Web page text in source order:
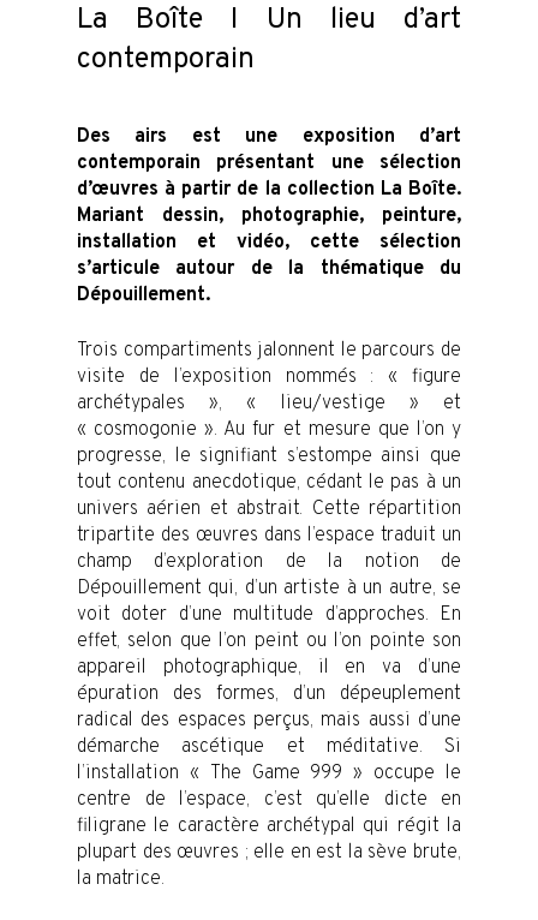
La Boîte I Un lieu d’art
contemporain
Des airs est une exposition d’art
contemporain présentant une sélection
d’œuvres à partir de la collection La Boîte.
Mariant dessin, photographie, peinture,
installation et vidéo, cette sélection
s’articule autour de la thématique du
Dépouillement.
Trois compartiments jalonnent le parcours de
visite de l’exposition nommés : « figure
archétypales », « lieu/vestige » et
« cosmogonie ». Au fur et mesure que l’on y
progresse, le signifiant s’estompe ainsi que
tout contenu anecdotique, cédant le pas à un
univers aérien et abstrait. Cette répartition
tripartite des œuvres dans l’espace traduit un
champ d’exploration de la notion de
Dépouillement qui, d’un artiste à un autre, se
voit doter d’une multitude d’approches. En
effet, selon que l’on peint ou l’on pointe son
appareil photographique, il en va d’une
épuration des formes, d’un dépeuplement
radical des espaces perçus, mais aussi d’une
démarche ascétique et méditative. Si
l’installation « The Game 999 » occupe le
centre de l’espace, c’est qu’elle dicte en
filigrane le caractère archétypal qui régit la
plupart des œuvres ; elle en est la sève brute,
la matrice.